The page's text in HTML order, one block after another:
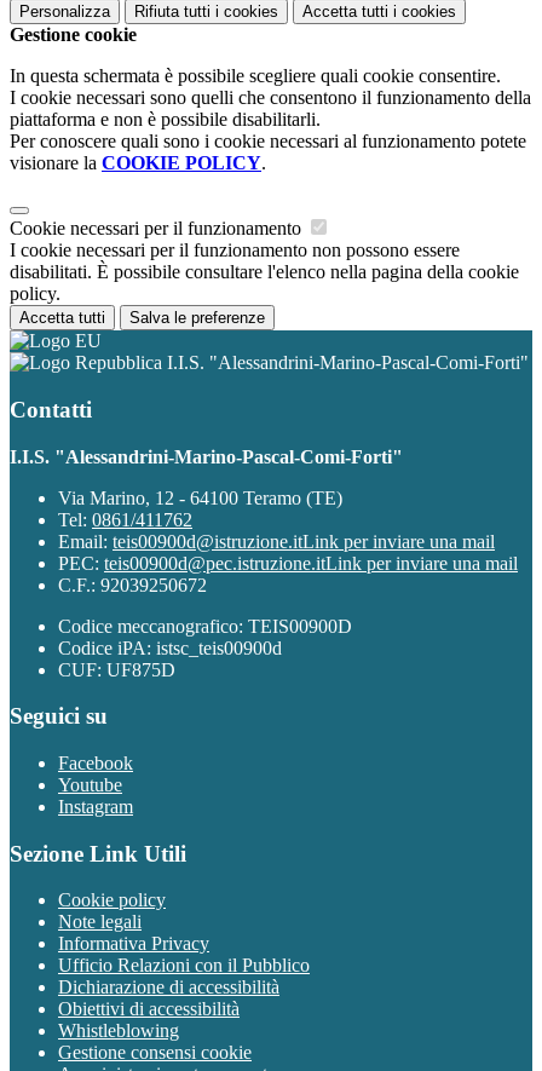
Personalizza Rifiuta tutti i cookies Accetta tutti i cookies
Gestione cookie
In questa schermata è possibile scegliere quali cookie consentire.
I cookie necessari sono quelli che consentono il funzionamento della
piattaforma e non è possibile disabilitarli.
Per conoscere quali sono i cookie necessari al funzionamento potete
visionare la COOKIE POLICY.
Cookie necessari per il funzionamento
I cookie necessari per il funzionamento non possono essere
disabilitati. È possibile consultare l'elenco nella pagina della cookie
policy.
Accetta tutti Salva le preferenze
I.I.S. "Alessandrini-Marino-Pascal-Comi-Forti"
Contatti
I.I.S. "Alessandrini-Marino-Pascal-Comi-Forti"
Via Marino, 12 - 64100 Teramo (TE)
Tel: 0861/411762
Email: teis00900d@istruzione.itLink per inviare una mail
PEC: teis00900d@pec.istruzione.itLink per inviare una mail
C.F.: 92039250672
Codice meccanografico: TEIS00900D
Codice iPA: istsc_teis00900d
CUF: UF875D
Seguici su
Facebook
Youtube
Instagram
Sezione Link Utili
Cookie policy
Note legali
Informativa Privacy
Ufficio Relazioni con il Pubblico
Dichiarazione di accessibilità
Obiettivi di accessibilità
Whistleblowing
Gestione consensi cookie